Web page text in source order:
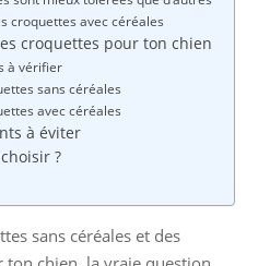
croquettes avec céréales
croquettes pour ton chien
à vérifier
sans céréales
avec céréales
à éviter
?
sans céréales et des